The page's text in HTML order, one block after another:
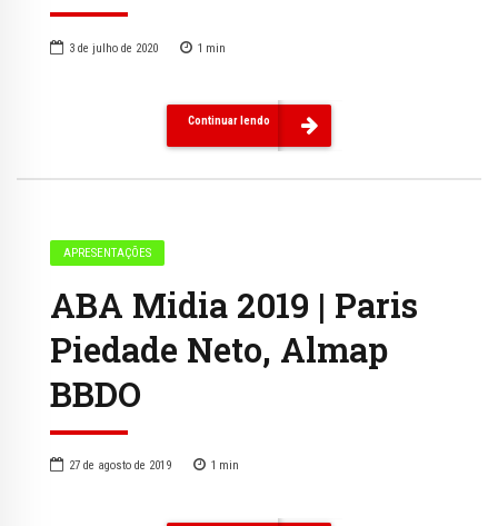
3 de julho de 2020 1 min
Continuar lendo
APRESENTAÇÕES
ABA Mi­dia 2019 | Paris
Piedade Neto, Almap
BBDO
27 de agosto de 2019 1 min